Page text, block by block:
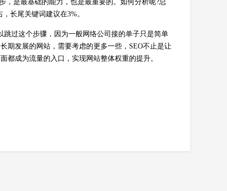
，是最基础的能力，也是最重要的。如何分析呢?总
长尾关键词建议在3%。
过这个步骤，因为一般网络公司接的单子只是简单
期发展的网站，需要考虑的更多一些，SEO不止是让
都成为流量的入口，实现网站整体权重的提升。